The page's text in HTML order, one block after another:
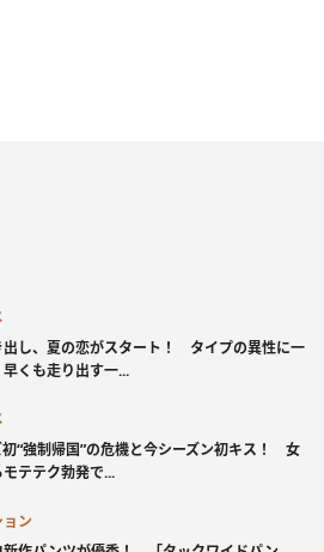
出し、夏の恋がスタート！ タイプの異性に一
くも走り出す一...
初“強制帰国”の危機と今シーズン初キス！ 女
テテク勃発で...
ン